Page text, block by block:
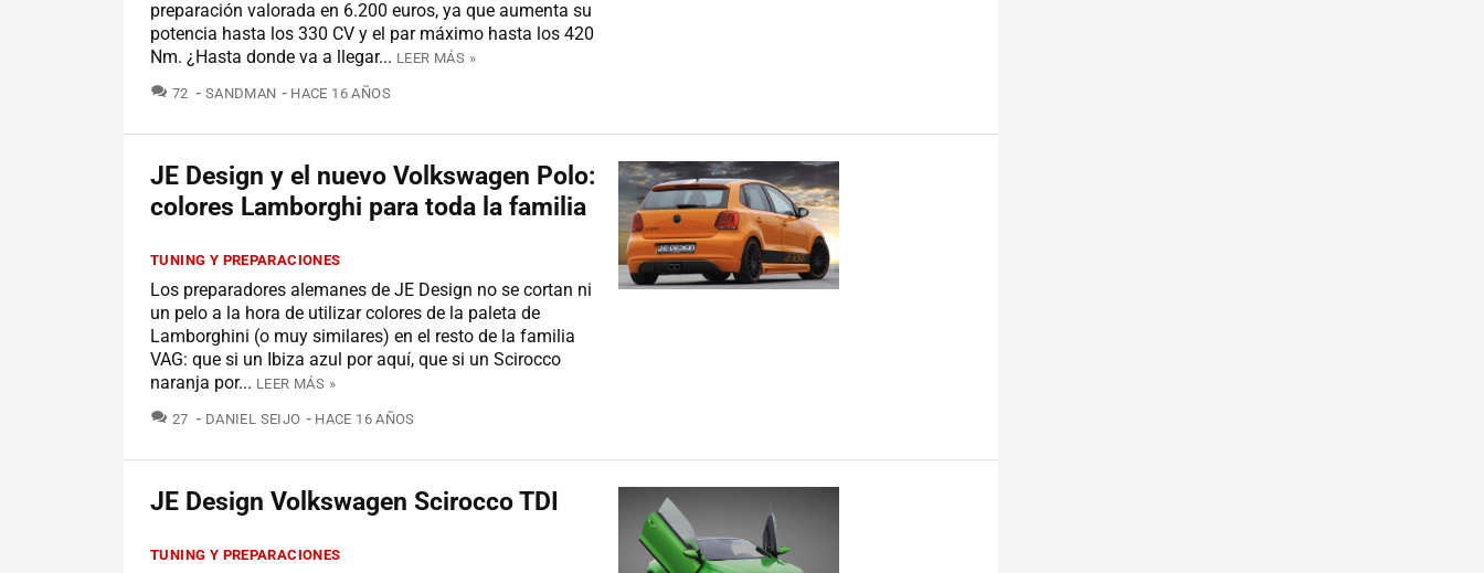
preparación valorada en 6.200 euros, ya que aumenta su
potencia hasta los 330 CV y el par máximo hasta los 420
Nm. ¿Hasta donde va a llegar... LEER MÁS »
72 COMENTARIOS
SANDMAN HACE 16 AÑOS
JE Design y el nuevo Volkswagen Polo:
colores Lamborghi para toda la familia
TUNING Y PREPARACIONES
Los preparadores alemanes de JE Design no se cortan ni
un pelo a la hora de utilizar colores de la paleta de
Lamborghini (o muy similares) en el resto de la familia
VAG: que si un Ibiza azul por aquí, que si un Scirocco
naranja por... LEER MÁS »
27 COMENTARIOS
DANIEL SEIJO HACE 16 AÑOS
JE Design Volkswagen Scirocco TDI
TUNING Y PREPARACIONES